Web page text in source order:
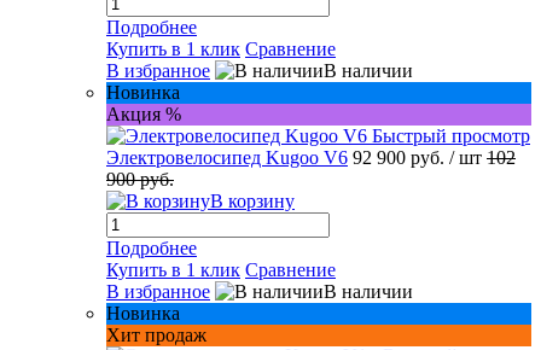
Подробнее
Купить в 1 клик Сравнение
В избранное
В наличии
Новинка
Акция %
Быстрый просмотр
Электровелосипед Kugoo V6 92 900 руб. / шт 102
900 руб.
В корзину
Подробнее
Купить в 1 клик Сравнение
В избранное
В наличии
Новинка
Хит продаж